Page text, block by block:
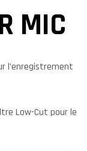
MIC
l’enregistrement
Low-Cut pour le